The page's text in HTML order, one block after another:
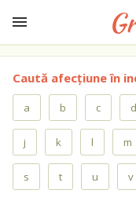
Caută afecțiune în
a b c d
j k l m
s t u v